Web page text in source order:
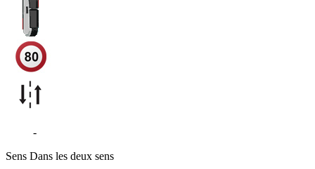
-
Sens Dans les deux sens